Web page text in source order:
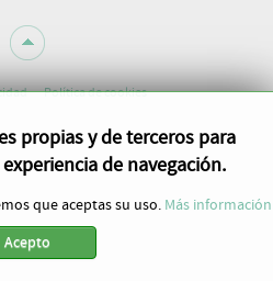
propias y de terceros para
de navegación.
que aceptas su uso. Más información
Acepto
Política de cookies